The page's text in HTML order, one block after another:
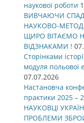
наукової роботи
ВИВЧАЮЧИ
НАУКОВО-
ЩИРО ВІТАЄМО
ВІДЗНАКАМИ !
Сторінками
модуля польової
07.07.2026
Настановча
практики 2025 –
НАУКОВЦІ
ПРОБЛЕМИ